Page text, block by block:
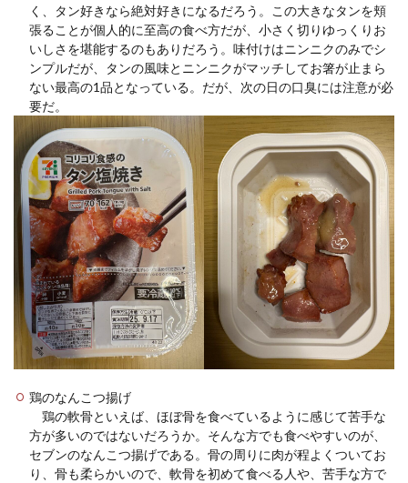
く、タン好きなら絶対好きになるだろう。この大きなタンを頬
張ることが個人的に至高の食べ方だが、小さく切りゆっくりお
いしさを堪能するのもありだろう。味付けはニンニクのみでシ
ンプルだが、タンの風味とニンニクがマッチしてお箸が止まら
ない最高の1品となっている。だが、次の日の口臭には注意が必
要だ。
鶏のなんこつ揚げ
鶏の軟骨といえば、ほぼ骨を食べているように感じて苦手な
方が多いのではないだろうか。そんな方でも食べやすいのが、
セブンのなんこつ揚げである。骨の周りに肉が程よくついてお
り、骨も柔らかいので、軟骨を初めて食べる人や、苦手な方で